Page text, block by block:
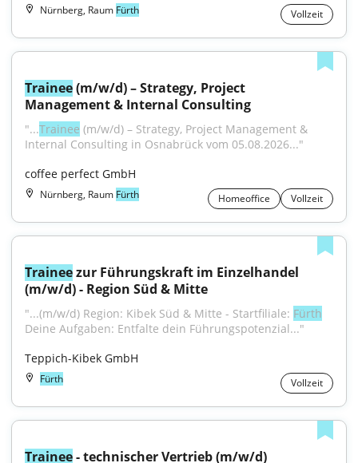
Nürnberg, Raum Fürth Vollzeit
Trainee (m/w/d) – Strategy, Project
Management & Internal Consulting
"...Trainee (m/w/d) – Strategy, Project Management &
Internal Consulting in Osnabrück vom 05.08.2026..."
coffee perfect GmbH
Nürnberg, Raum Fürth Homeoffice Vollzeit
Trainee zur Führungskraft im Einzelhandel
(m/w/d) - Region Süd & Mitte
"...(m/w/d) Region: Kibek Süd & Mitte - Startfiliale: Fürth
Deine Aufgaben: Entfalte dein Führungspotenzial..."
Teppich-Kibek GmbH
Fürth Vollzeit
Trainee - technischer Vertrieb (m/w/d)